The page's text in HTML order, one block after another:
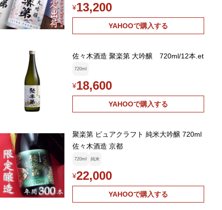
¥13,200
YAHOOで購入する
佐々木酒造 聚楽第 大吟醸 720ml/12本.et
720ml
¥18,600
YAHOOで購入する
聚楽第 ピュアクラフト 純米大吟醸 720ml
佐々木酒造 京都
720ml 純米
¥22,000
YAHOOで購入する